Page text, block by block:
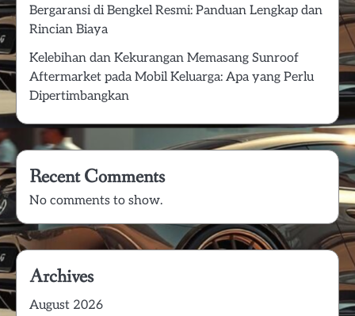
Bergaransi di Bengkel Resmi: Panduan Lengkap dan
Rincian Biaya
Kelebihan dan Kekurangan Memasang Sunroof
Aftermarket pada Mobil Keluarga: Apa yang Perlu
Dipertimbangkan
Recent Comments
No comments to show.
Archives
August 2026